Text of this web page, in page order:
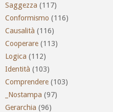
Saggezza (117)
Conformismo (116)
Causalità (116)
Cooperare (113)
Logica (112)
Identità (103)
Comprendere (103)
_Nostampa (97)
Gerarchia (96)